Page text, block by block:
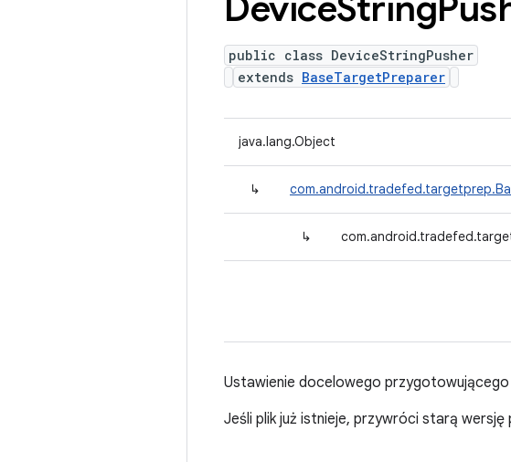
public class DeviceStringPusher
extends BaseTargetPreparer
java.lang.Object
↳
↳
Ustawienie docelowego przygotowującego
Jeśli plik już istnieje, przywróci starą